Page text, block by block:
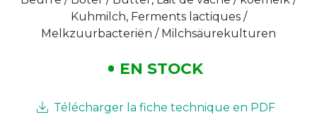
Kuhmilch, Ferments lactiques /
Melkzuurbacteriën / Milchsäurekulturen
EN STOCK
Télécharger la fiche technique en PDF